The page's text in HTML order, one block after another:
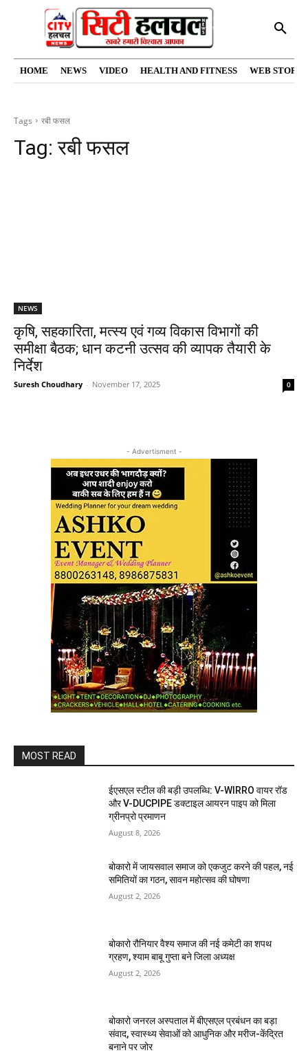
HOME NEWS VIDEO HEALTH AND FITNESS WEB
Tags रबी फसल
Tag:रबी फसल
NEWS
कृषि, सहकारिता, मत्स्य एवं गव्य विकास विभागों की
समीक्षा बैठक; धान कटनी उत्सव की व्यापक तैयारी के
निर्देश
Suresh Choudhary - November 17, 2025 0
- Advertisment -
MOST READ
ईएसएल स्टील की बड़ी उपलब्धि: V-WIRRO वायर रॉड
और V-DUCPIPE डक्टाइल आयरन पाइप को मिला
ग्रीनप्रो प्रमाणन
August 8, 2026
बोकारो में जायसवाल समाज को एकजुट करने की पहल, नई
समितियों का गठन, सावन महोत्सव की घोषणा
August 2, 2026
बोकारो रौनियार वैश्य समाज की नई कमेटी का शपथ
ग्रहण, श्याम बाबू गुप्ता बने जिला अध्यक्ष
August 2, 2026
बोकारो जनरल अस्पताल में बीएसएल प्रबंधन का बड़ा
संवाद, स्वास्थ्य सेवाओं को आधुनिक और मरीज-केंद्रित
बनाने पर जोर